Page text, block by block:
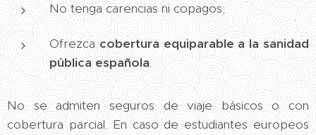
No tenga carencias ni copagos;
Ofrezca cobertura equiparable a la sanidad
pública española.
No se admiten seguros de viaje básicos o con
cobertura parcial. En caso de estudiantes europeos